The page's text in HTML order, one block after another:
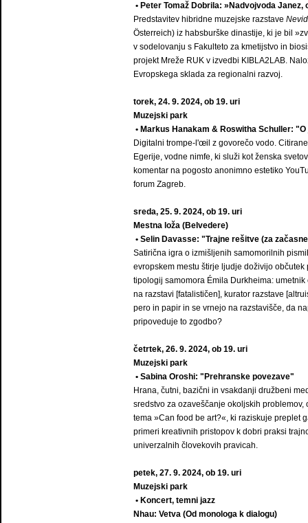
• Peter Tomaž Dobrila: »Nadvojvoda Janez,
Predstavitev hibridne muzejske razstave
Österreich) iz habsburške dinastije, ki je bil
v sodelovanju s Fakulteto za kmetijstvo in
projekt Mreže RUK v izvedbi KIBLA2LAB.
Evropskega sklada za regionalni razvoj.
torek, 24. 9. 2024, ob 19. uri
Muzejski park
• Markus Hanakam & Roswitha Schuller:
Digitalni trompe-l'œil z govorečo vodo.
Egerije, vodne nimfe, ki služi kot ženska
komentar na pogosto anonimno estetiko
forum Zagreb.
sreda, 25. 9. 2024, ob 19. uri
Mestna loža (Belvedere)
• Selin Davasse: "Trajne rešitve (za
Satirična igra o izmišljenih samomorilnih
evropskem mestu štirje ljudje doživijo
tipologij samomora Émila Durkheima:
na razstavi [fatalističen], kurator razstave
pero in papir in se vrnejo na razstavišče, da
pripoveduje to zgodbo?
četrtek, 26. 9. 2024, ob 19. uri
Muzejski park
• Sabina Oroshi: "Prehranske povezave"
Hrana, čutni, bazični in vsakdanji družbeni
sredstvo za ozaveščanje okoljskih
tema »Can food be art?«, ki raziskuje preplet
primeri kreativnih pristopov k dobri praksi
univerzalnih človekovih pravicah.
petek, 27. 9. 2024, ob 19. uri
Muzejski park
• Koncert, temni jazz
Nhau: Vetva (Od monologa k dialogu)